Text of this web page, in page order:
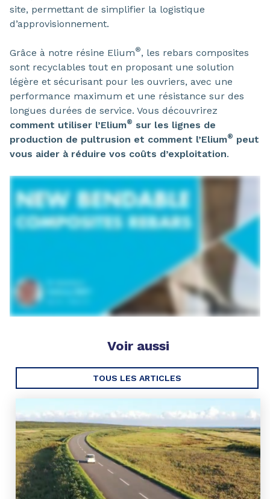
site, permettant de simplifier la logistique
d’approvisionnement.
Grâce à notre résine Elium®, les rebars composites
sont recyclables tout en proposant une solution
légère et sécurisant pour les ouvriers, avec une
performance maximum et une résistance sur des
longues durées de service. Vous découvrirez
comment utiliser l’Elium® sur les lignes de
production de pultrusion et comment l’Elium® peut
vous aider à réduire vos coûts d’exploitation.
Voir aussi
TOUS LES ARTICLES